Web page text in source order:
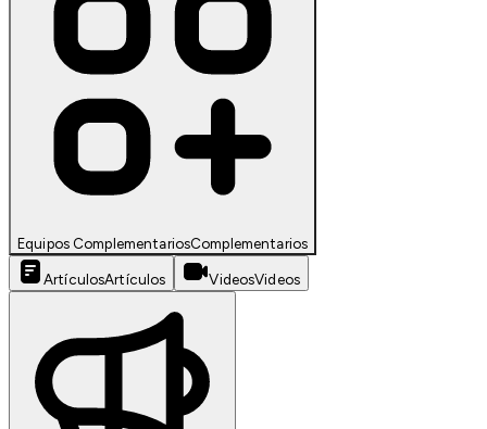
Equipos ComplementariosComplementarios
ArtículosArtículos VideosVideos